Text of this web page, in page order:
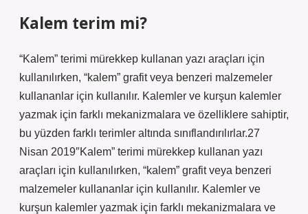
Kalem terim mi?
“Kalem” terimi mürekkep kullanan yazı araçları için
kullanılırken, “kalem” grafit veya benzeri malzemeler
kullananlar için kullanılır. Kalemler ve kurşun kalemler
yazmak için farklı mekanizmalara ve özelliklere sahiptir,
bu yüzden farklı terimler altında sınıflandırılırlar.27
Nisan 2019″Kalem” terimi mürekkep kullanan yazı
araçları için kullanılırken, “kalem” grafit veya benzeri
malzemeler kullananlar için kullanılır. Kalemler ve
kurşun kalemler yazmak için farklı mekanizmalara ve